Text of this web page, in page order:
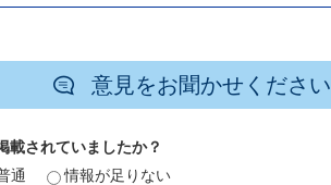
意見をお聞かせください
載されていましたか？
通 情報が足りない